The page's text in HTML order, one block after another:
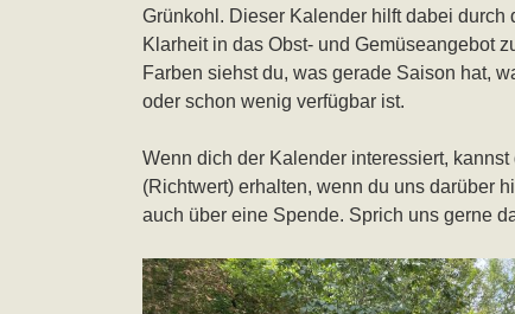
Grünkohl. Dieser Kalender hilft dabei durch
Klarheit in das Obst- und Gemüseangebot
Farben siehst du, was gerade Saison hat,
oder schon wenig verfügbar ist.
Wenn dich der Kalender interessiert,
(Richtwert) erhalten, wenn du uns darüber
auch über eine Spende. Sprich uns gerne